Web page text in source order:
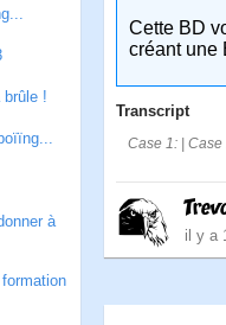
!
à
Cette BD
créant une
Transcript
Case 1: |
il y a